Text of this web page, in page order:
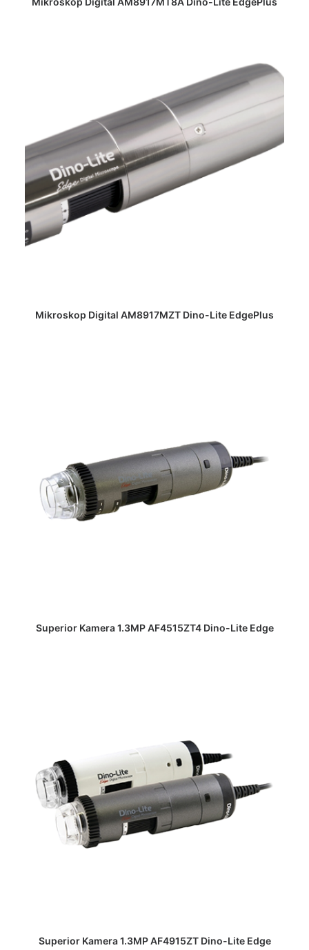
DAPATKAN PENAWARAN HARGA
Mikroskop Digital AM8917MZT Dino-Lite EdgePlus
DAPATKAN PENAWARAN HARGA
Superior Kamera 1.3MP AF4515ZT4 Dino-Lite Edge
DAPATKAN PENAWARAN HARGA
Superior Kamera 1.3MP AF4915ZT Dino-Lite Edge